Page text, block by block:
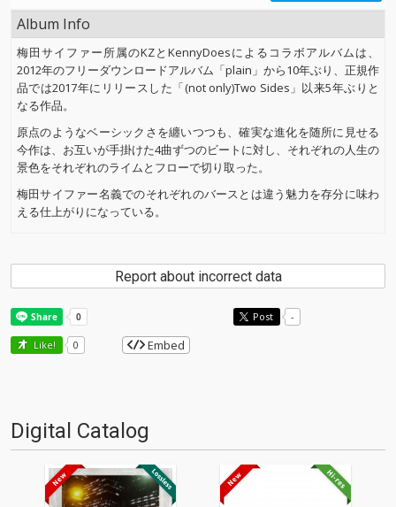
Album Info
梅田サイファー所属のKZとKennyDoesによるコラボアルバムは、
2012年のフリーダウンロードアルバム「plain」から10年ぶり、正規作
品では2017年にリリースした「(not only)Two Sides」以来5年ぶりと
なる作品。
原点のようなベーシックさを纏いつつも、確実な進化を随所に見せる
今作は、お互いが手掛けた4曲ずつのビートに対し、それぞれの人生の
景色をそれぞれのライムとフローで切り取った。
梅田サイファー名義でのそれぞれのバースとは違う魅力を存分に味わ
える仕上がりになっている。
Report about incorrect data
Post -
Like! 0 Embed
Digital Catalog